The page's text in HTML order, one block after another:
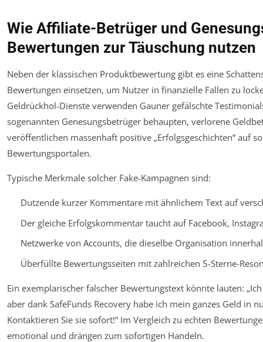
Wie Affiliate-Betrüger und
Bewertungen zur Täuschung nutzen
Neben der klassischen Produktbewertung gibt es eine
Bewertungen einsetzen, um Nutzer in finanzielle Fallen zu
Geldrückhol-Dienste verwenden Gauner gefälschte
sogenannten Genesungsbetrüger behaupten, verlorene
veröffentlichen massenhaft positive „Erfolgsgeschichten“ auf
Bewertungsportalen.
Typische Merkmale solcher Fake-Kampagnen sind:
Dutzende kurzer Kommentare mit ähnlichem Text auf
Der gleiche Erfolgskommentar taucht auf Facebook,
Netzwerke von Accounts, die dieselbe Organisation
Überfüllte Bewertungsseiten mit zahlreichen 5-Sterne-
Ein exemplarischer falscher Bewertungstext könnte lauten:
aber dank SafeFunds Recovery habe ich mein ganzes Geld in
Kontaktieren Sie sie sofort!“ Im Vergleich zu echten
emotional und drängen zum sofortigen Handeln.